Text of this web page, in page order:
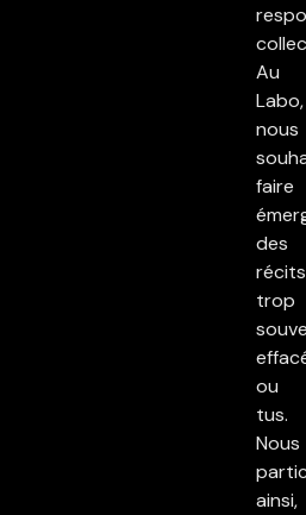
Au
Labo,
nous
faire
des
récits
trop
ou
tus.
Nous
ainsi,